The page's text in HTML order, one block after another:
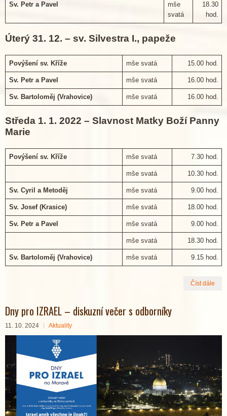
Sv. Petr a Pavel
mše
svatá
18.30
hod.
Úterý 31. 12. – sv. Silvestra I., papeže
Povýšení sv. Kříže mše svatá 15.00 hod.
Sv. Petr a Pavel mše svatá 16.00 hod.
Sv. Bartoloměj (Vrahovice) mše svatá 16.00 hod.
Středa 1. 1. 2022 – Slavnost Matky Boží Panny
Marie
Povýšení sv. Kříže mše svatá 7.30 hod.
mše svatá 10.30 hod.
Sv. Cyril a Metoděj mše svatá 9.00 hod.
Sv. Josef (Krasice) mše svatá 18.00 hod.
Sv. Petr a Pavel mše svatá 9.00 hod.
mše svatá 18.30 hod.
Sv. Bartoloměj (Vrahovice) mše svatá 9.15 hod.
Číst dále
Dny pro IZRAEL – diskuzní večer s odborníky
11. 10. 2024 Aktuality